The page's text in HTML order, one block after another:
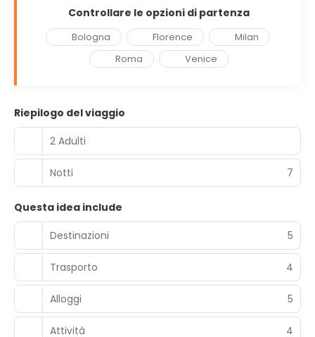
Controllare le opzioni di partenza
Bologna Florence
Milan
Roma
Venice
Riepilogo del viaggio
2 Adulti
Notti 7
Questa idea include
Destinazioni
5
Trasporto 4
Alloggi 5
Attività 4